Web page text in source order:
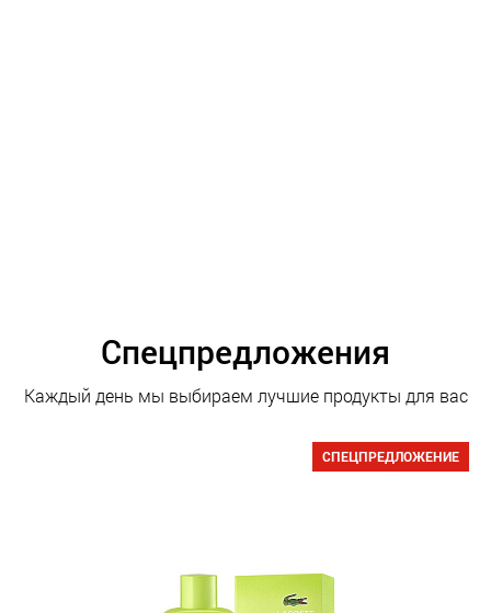
Спецпредложения
Каждый день мы выбираем лучшие продукты для вас
СПЕЦПРЕДЛОЖЕНИЕ